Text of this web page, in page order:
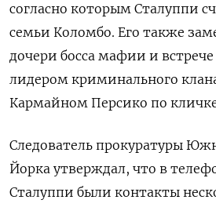
согласно которым Сталуппи
семьи Коломбо. Его также
дочери босса мафии и
лидером криминального
Кармайном Персико по
Следователь прокуратуры
Йорка утверждал, что в
Сталуппи были контакты